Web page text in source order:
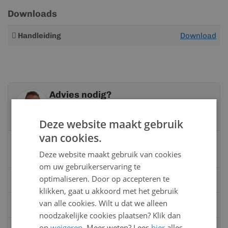
Downloads
Meer
Handleiding Download
Advies nodig?
Vandaag bereikbaar
van 08:00 tot 17:00 uur
0528 - 355190
Mailinfo@kunststofbouwmateriaal.nl
Deze website maakt gebruik
van cookies.
Deze website maakt gebruik van cookies
om uw gebruikerservaring te
optimaliseren. Door op accepteren te
klikken, gaat u akkoord met het gebruik
van alle cookies. Wilt u dat we alleen
noodzakelijke cookies plaatsen? Klik dan